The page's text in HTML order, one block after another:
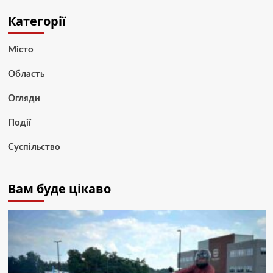
Категорії
Місто
Область
Огляди
Події
Суспільство
Вам буде цікаво